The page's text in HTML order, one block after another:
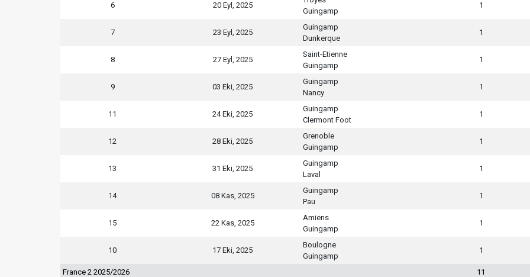
6 20 Eyl, 2025
Guingamp
1
7 23 Eyl, 2025
Guingamp
Dunkerque
1
8 27 Eyl, 2025
Saint-Etienne
Guingamp
1
9 03 Eki, 2025
Guingamp
Nancy
1
11 24 Eki, 2025
Guingamp
Clermont Foot
1
12 28 Eki, 2025
Grenoble
Guingamp
1
13 31 Eki, 2025
Guingamp
Laval
1
14 08 Kas, 2025
Guingamp
Pau
1
15 22 Kas, 2025
Amiens
Guingamp
1
10 17 Eki, 2025
Boulogne
Guingamp
1
France 2 2025/2026 11